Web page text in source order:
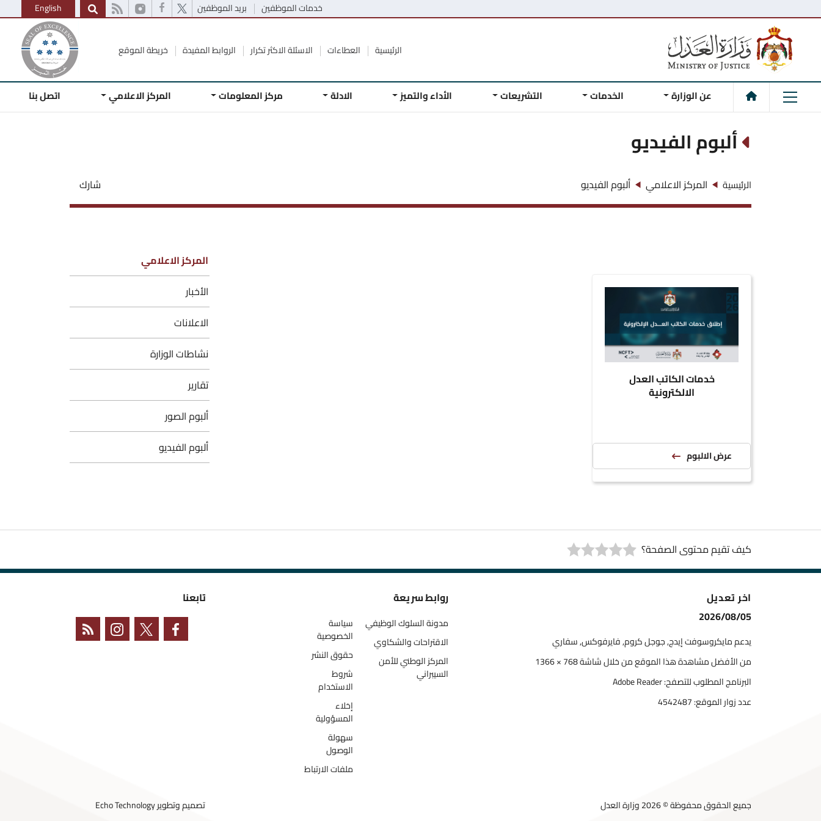
خدمات الموظفين بريد الموظفين English
الرئيسية العطاءات الاسئلة الاكثر تكرار الروابط المفيدة خريطة الموقع
عن الوزارة الخدمات التشريعات الأداء والتميز الادلة مركز المعلومات المركز الاعلامي اتصل بنا
ألبوم الفيديو
الرئيسية المركز الاعلامي ألبوم الفيديو شارك
خدمات الكاتب العدل
الالكترونية
عرض الالبوم
المركز الاعلامي
الأخبار
الاعلانات
نشاطات الوزارة
تقارير
ألبوم الصور
ألبوم الفيديو
كيف تقيم محتوى الصفحة؟
اخر تعديل
2026/08/05
يدعم مايكروسوفت إيدج, جوجل كروم, فايرفوكس, سفاري
من الأفضل مشاهدة هذا الموقع من خلال شاشة 768 × 1366
البرنامج المطلوب للتصفح: Adobe Reader
عدد زوار الموقع:4542487
روابط سريعة
مدونة السلوك الوظيفي
الاقتراحات والشكاوي
المركز الوطني للأمن
السيبراني
سياسة
الخصوصية
حقوق النشر
شروط
الاستخدام
إخلاء
المسؤولية
سهولة
الوصول
ملفات الارتباط
تابعنا
جميع الحقوق محفوظة © 2026 وزارة العدل تصميم وتطويرEcho Technology